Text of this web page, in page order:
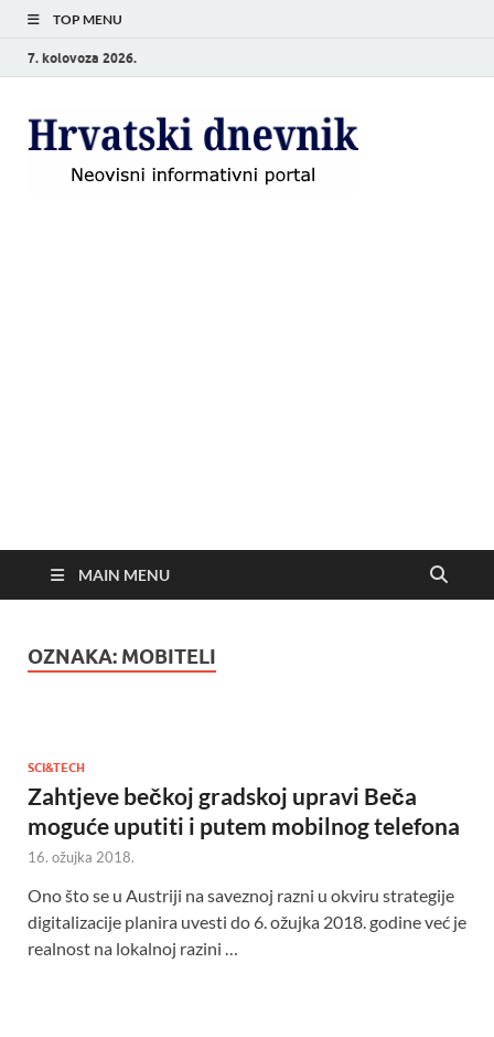
TOP MENU
7. kolovoza 2026.
MAIN MENU
OZNAKA: MOBITELI
SCI&TECH
Zahtjeve bečkoj gradskoj upravi Beča
moguće uputiti i putem mobilnog telefona
16. ožujka 2018.
Ono što se u Austriji na saveznoj razni u okviru strategije
digitalizacije planira uvesti do 6. ožujka 2018. godine već je
realnost na lokalnoj razini …